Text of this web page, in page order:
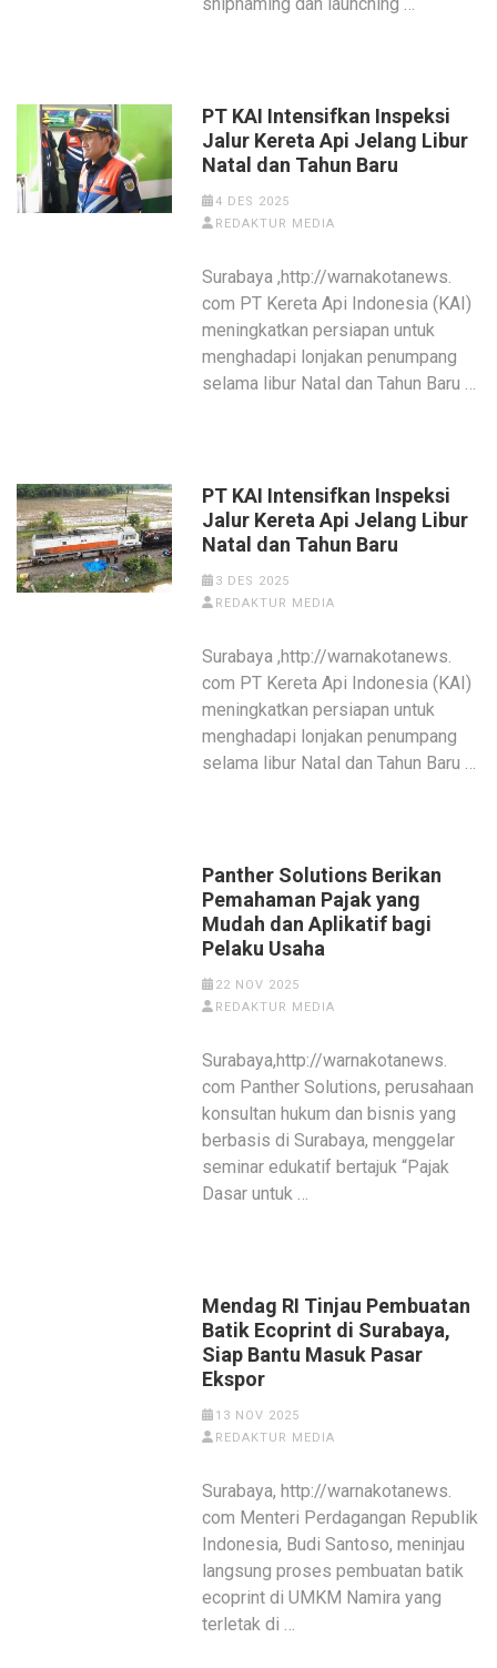
PT KAI Intensifkan Inspeksi
Jalur Kereta Api Jelang Libur
Natal dan Tahun Baru
4 DES 2025
REDAKTUR MEDIA
Surabaya ,http://warnakotanews.
com PT Kereta Api Indonesia (KAI)
meningkatkan persiapan untuk
menghadapi lonjakan penumpang
selama libur Natal dan Tahun Baru …
PT KAI Intensifkan Inspeksi
Jalur Kereta Api Jelang Libur
Natal dan Tahun Baru
3 DES 2025
REDAKTUR MEDIA
Surabaya ,http://warnakotanews.
com PT Kereta Api Indonesia (KAI)
meningkatkan persiapan untuk
menghadapi lonjakan penumpang
selama libur Natal dan Tahun Baru …
Panther Solutions Berikan
Pemahaman Pajak yang
Mudah dan Aplikatif bagi
Pelaku Usaha
22 NOV 2025
REDAKTUR MEDIA
Surabaya,http://warnakotanews.
com Panther Solutions, perusahaan
konsultan hukum dan bisnis yang
berbasis di Surabaya, menggelar
seminar edukatif bertajuk “Pajak
Dasar untuk …
Mendag RI Tinjau Pembuatan
Batik Ecoprint di Surabaya,
Siap Bantu Masuk Pasar
Ekspor
13 NOV 2025
REDAKTUR MEDIA
Surabaya, http://warnakotanews.
com Menteri Perdagangan Republik
Indonesia, Budi Santoso, meninjau
langsung proses pembuatan batik
ecoprint di UMKM Namira yang
terletak di …